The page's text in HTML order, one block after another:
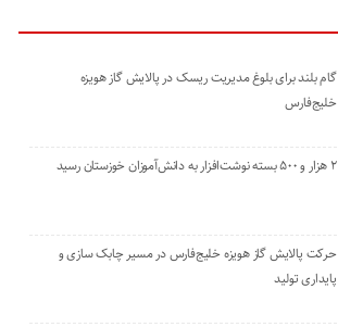
گام بلند برای بلوغ مدیریت ریسک در پالایش گاز هویزه
خلیج‌فارس
۲ هزار و ۵۰۰ بسته نوشت‌افزار به دانش‌آموزان خوزستان رسید
حرکت پالایش گاز هویزه خلیج‌فارس در مسیر چابک سازی و
پایداری تولید